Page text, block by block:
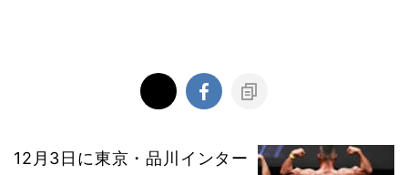
12月3日に東京・品川インター